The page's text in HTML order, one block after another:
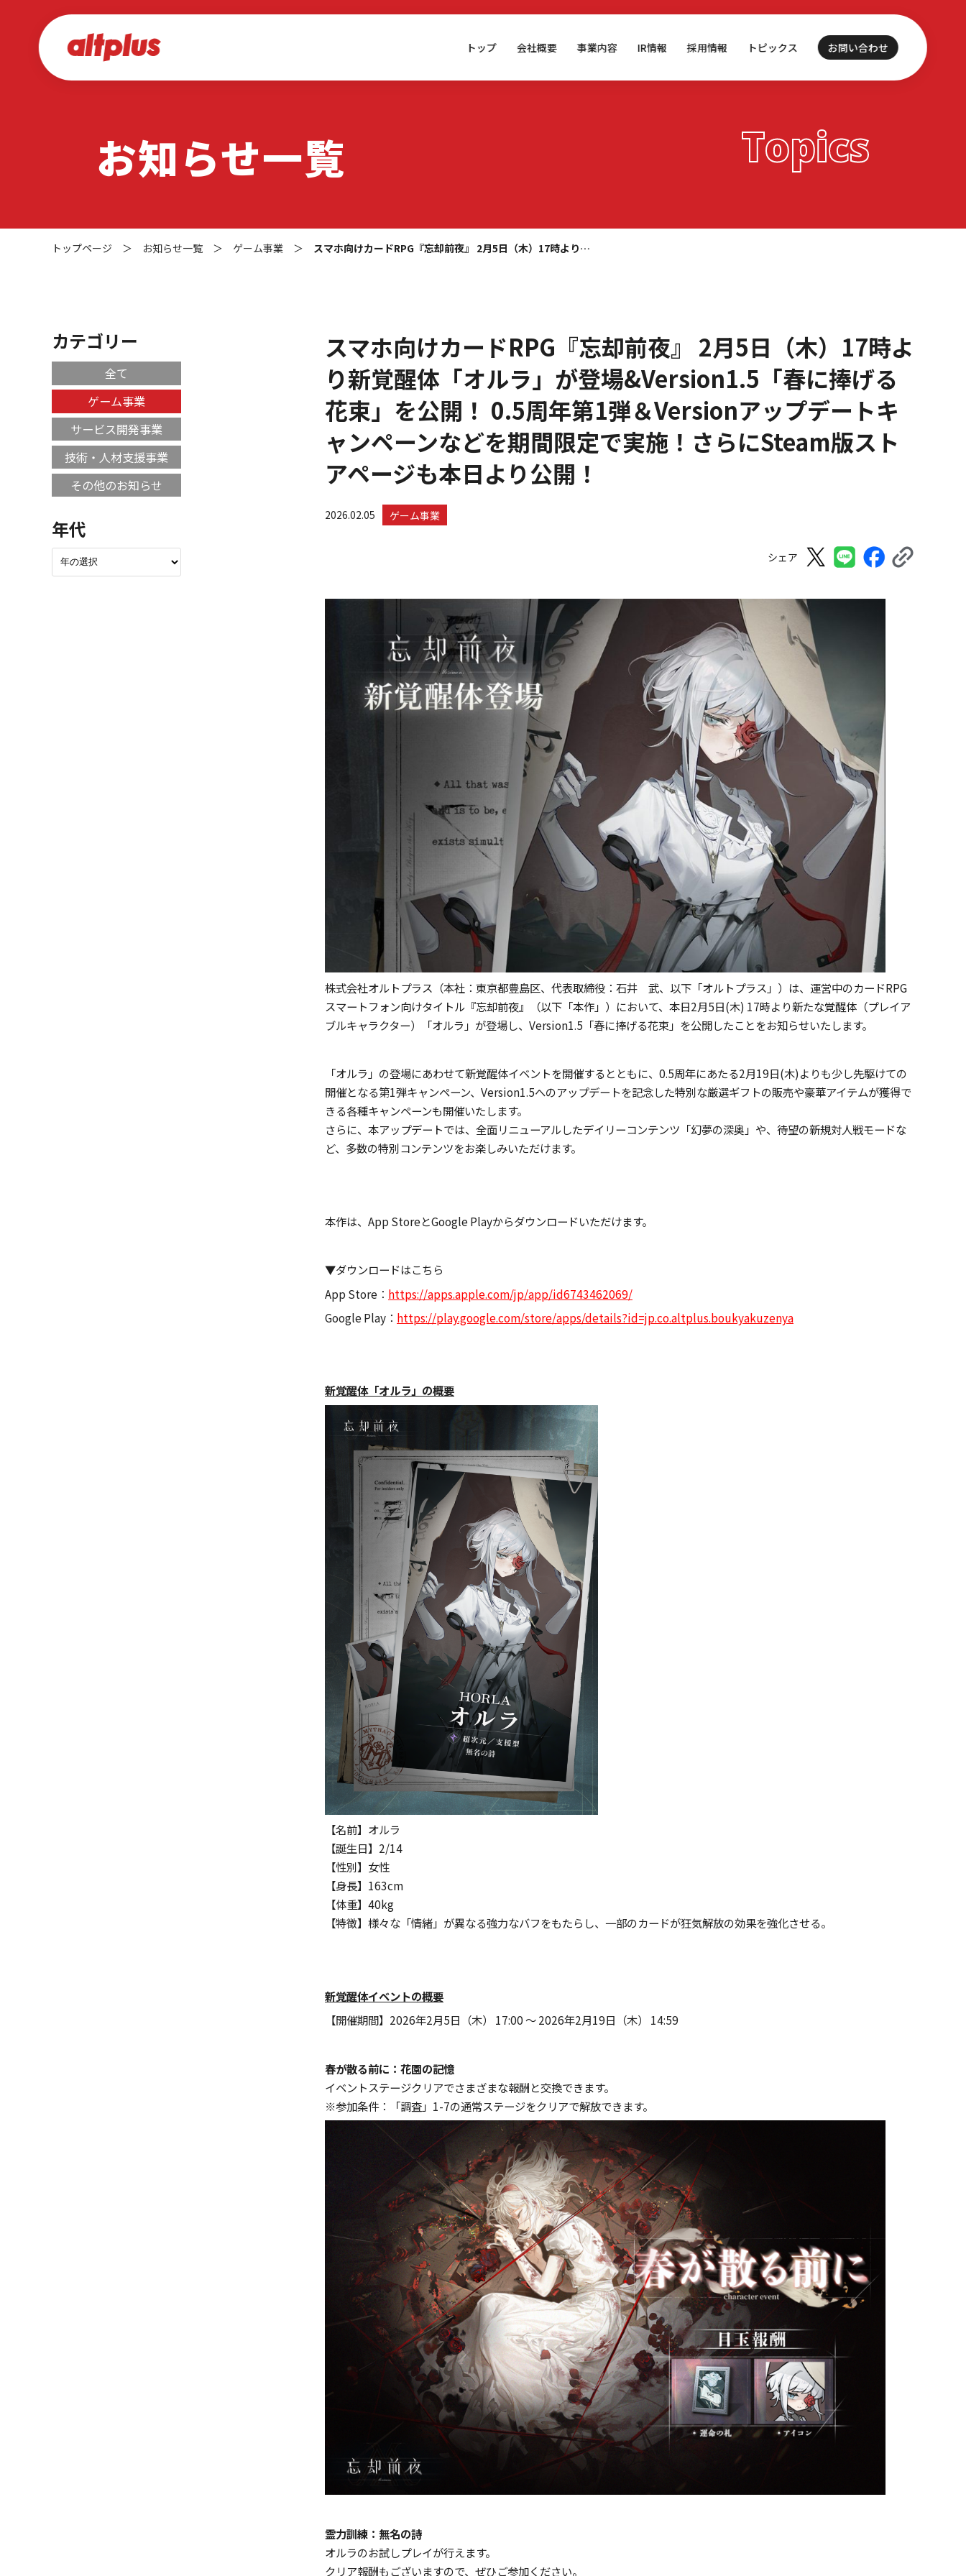
トップ 会社概要 事業内容 IR情報 採用情報 トピックス お問い合わせ
お知らせ一覧 Topics
トップページ ＞ お知らせ一覧 ＞ ゲーム事業 ＞ スマホ向けカードRPG『忘却前夜』 2月5日（木）17時より…
スマホ向けカードRPG『忘却前夜』 2月5日（木）17時よ
り新覚醒体「オルラ」が登場&Version1.5「春に捧げる
花束」を公開！ 0.5周年第1弾＆Versionアップデートキ
ャンペーンなどを期間限定で実施！さらにSteam版スト
アページも本日より公開！
2026.02.05 ゲーム事業
シェア
株式会社オルトプラス（本社：東京都豊島区、代表取締役：石井 武、以下「オルトプラス」）は、運営中のカードRPG
スマートフォン向けタイトル『忘却前夜』（以下「本作」）において、本日2月5日(木) 17時より新たな覚醒体（プレイア
ブルキャラクター）「オルラ」が登場し、Version1.5「春に捧げる花束」を公開したことをお知らせいたします。
「オルラ」の登場にあわせて新覚醒体イベントを開催するとともに、0.5周年にあたる2月19日(木)よりも少し先駆けての
開催となる第1弾キャンペーン、Version1.5へのアップデートを記念した特別な厳選ギフトの販売や豪華アイテムが獲得で
きる各種キャンペーンも開催いたします。
さらに、本アップデートでは、全面リニューアルしたデイリーコンテンツ「幻夢の深奥」や、待望の新規対人戦モードな
ど、多数の特別コンテンツをお楽しみいただけます。
本作は、App StoreとGoogle Playからダウンロードいただけます。
▼ダウンロードはこちら
App Store： https://apps.apple.com/jp/app/id6743462069/
Google Play： https://play.google.com/store/apps/details?id=jp.co.altplus.boukyakuzenya
新覚醒体「オルラ」の概要
【名前】オルラ
【誕生日】2/14
【性別】女性
【身長】163cm
【体重】40kg
【特徴】様々な「情緒」が異なる強力なバフをもたらし、一部のカードが狂気解放の効果を強化させる。
新覚醒体イベントの概要
【開催期間】2026年2月5日（木） 17:00 ～ 2026年2月19日（木） 14:59
春が散る前に：花園の記憶
イベントステージクリアでさまざまな報酬と交換できます。
※参加条件：「調査」1-7の通常ステージをクリアで解放できます。
霊力訓練：無名の詩
オルラのお試しプレイが行えます。
クリア報酬もございますので、ぜひご参加ください。
カテゴリー
全て
ゲーム事業
サービス開発事業
技術・人材支援事業
その他のお知らせ
年代